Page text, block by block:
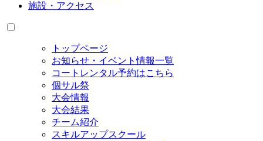
施設・アクセス
トップページ
お知らせ・イベント情報一覧
コートレンタル予約はこちら
個サル祭
大会情報
大会結果
チーム紹介
スキルアップスクール